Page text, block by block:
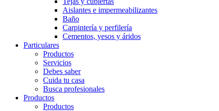
Aislantes e impermeabilizantes
Baño
Carpintería y perfilería
Cementos, yesos y áridos
Particulares
Productos
Servicios
Debes saber
Cuida tu casa
Busca profesionales
Productos
Productos